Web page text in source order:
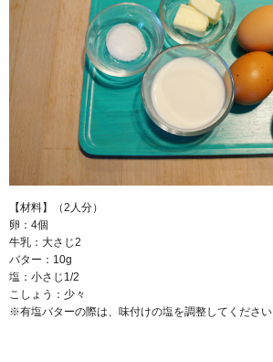
【材料】（2人分）
卵：4個
牛乳：大さじ2
バター：10g
塩：小さじ1/2
こしょう：少々
※有塩バターの際は、味付けの塩を調整してください